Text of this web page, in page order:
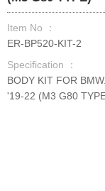
Item No ：
ER-BP520-KIT-2
Specification ：
BODY KIT FOR
'19-22 (M3 G80